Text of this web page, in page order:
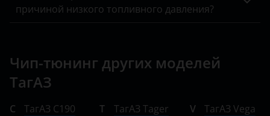
причиной низкого топливного давления?
Чип-тюнинг других моделей
ТагАЗ
C ТагАЗ C190 T ТагАЗ Tager V ТагАЗ Vega